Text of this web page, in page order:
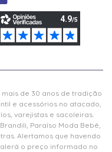
de 30 anos de tradição
e acessórios no atacado,
varejistas e sacoleiras.
Paraíso Moda Bebê,
Alertamos que havendo
o preço informado no